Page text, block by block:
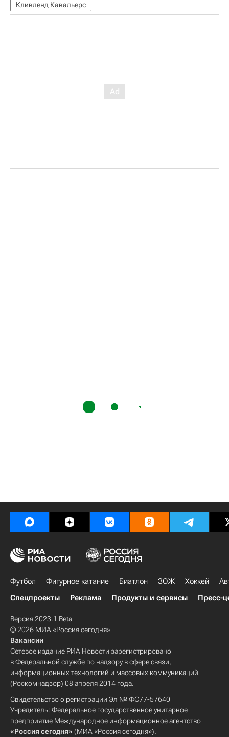
Кливленд Кавальерс
Футбол Фигурное катание Биатлон ЗОЖ Хоккей
Спецпроекты
Реклама Продукты и сервисы Пресс-
Версия 2023.1 Beta
© 2026 МИА «Россия сегодня»
Вакансии
Сетевое издание РИА Новости зарегистрировано
в Федеральной службе по надзору в сфере связи,
информационных технологий и массовых коммуникаций
(Роскомнадзор) 08 апреля 2014 года.
Свидетельство о регистрации Эл № ФС77-57640
Учредитель: Федеральное государственное унитарное
предприятие Международное информационное агентство
«Россия сегодня» (МИА «Россия сегодня»).